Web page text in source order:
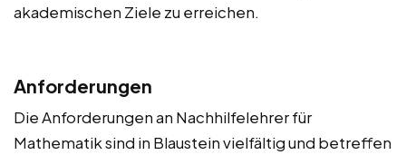
akademischen Ziele zu erreichen.
Anforderungen
Die Anforderungen an Nachhilfelehrer für
Mathematik sind in Blaustein vielfältig und betreffen